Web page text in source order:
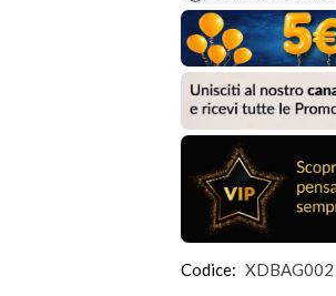
Codice: XDBAG002